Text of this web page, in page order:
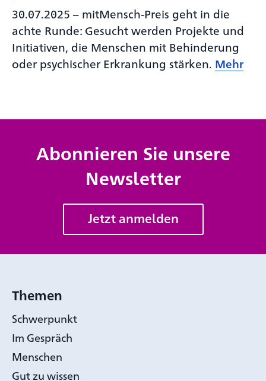
30.07.2025 – mitMensch-Preis geht in die
achte Runde: Gesucht werden Projekte und
Initiativen, die Menschen mit Behinderung
oder psychischer Erkrankung stärken. Mehr
Abonnieren Sie unsere
Newsletter
Jetzt anmelden
Themen
Schwerpunkt
Im Gespräch
Menschen
Gut zu wissen